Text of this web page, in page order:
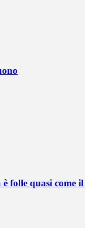
è folle quasi come